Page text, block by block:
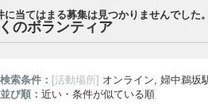
に当てはまる募集は見つかりませんでした。
のボランティア
検索条件： [活動場所] オンライン, 婦中鵜坂
並び順： 近い・条件が似ている順